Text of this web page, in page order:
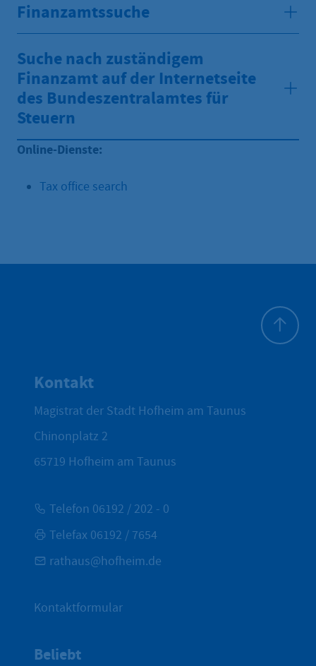
Finanzamtssuche
Suche nach zuständigem
Finanzamt auf der Internetseite
des Bundeszentralamtes für
Steuern
Online-Dienste:
Tax office search
Kontakt
Magistrat der Stadt Hofheim am Taunus
Chinonplatz 2
65719 Hofheim am Taunus
Telefon 06192 / 202 - 0
Telefax 06192 / 7654
rathaus@hofheim.de
Kontaktformular
Beliebt